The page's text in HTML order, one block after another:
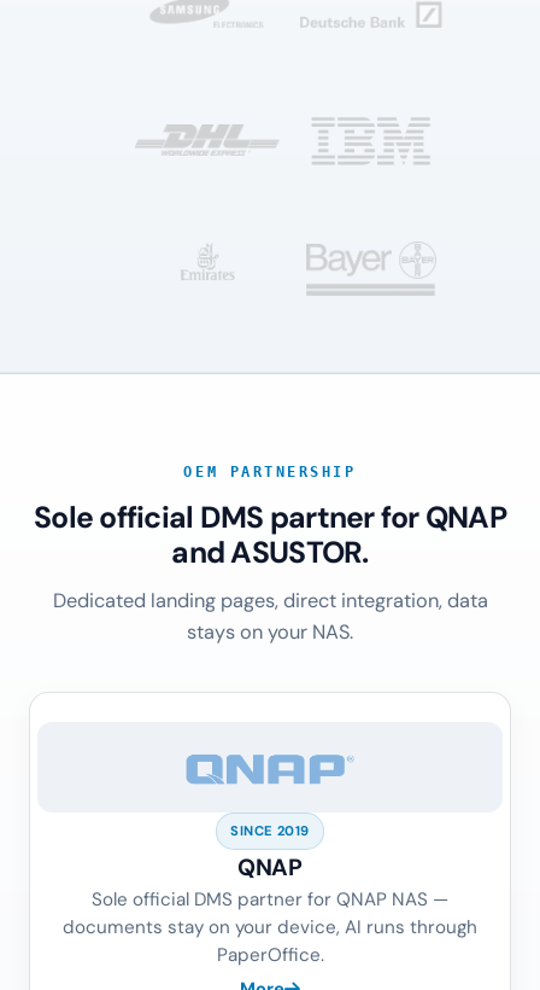
OEM PARTNERSHIP
Sole official DMS partner for QNAP
and ASUSTOR.
Dedicated landing pages, direct integration, data
stays on your NAS.
SINCE 2019
QNAP
Sole official DMS partner for QNAP NAS —
documents stay on your device, AI runs through
PaperOffice.